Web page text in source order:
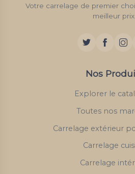
Votre carrelage de premier
meilleur prix.
Nos
Explorer le
Toutes nos
Carrelage extérieur
Carrelage
Carrelage